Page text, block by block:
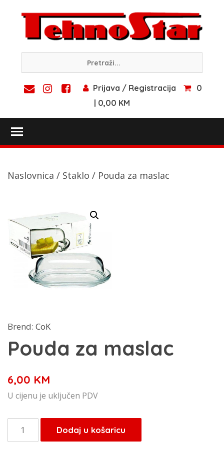
content
Prijava / Registracija
0
| 0,00 KM
Naslovnica / Staklo / Pouda za maslac
Brend: CoK
Pouda za maslac
6,00 KM
U cijenu je uključen PDV
Pouda
za
Dodaj u košaricu